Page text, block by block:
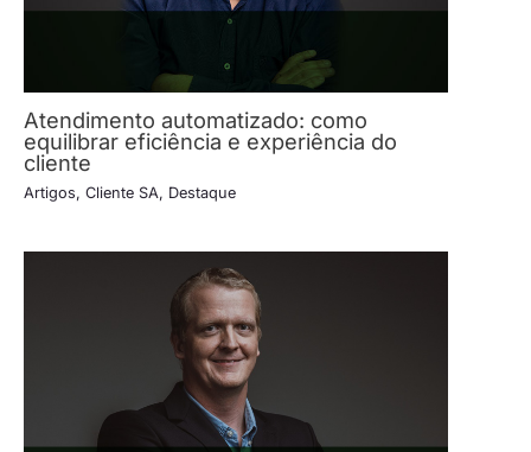
Atendimento automatizado: como
equilibrar eficiência e experiência do
cliente
Artigos, Cliente SA, Destaque